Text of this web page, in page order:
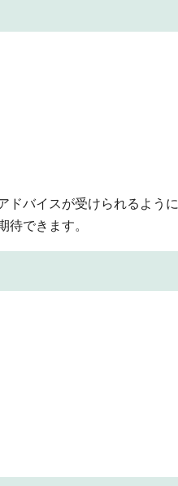
ドバイスが受けられるよう
できます。